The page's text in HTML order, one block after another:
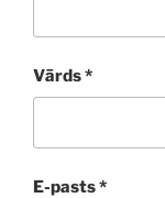
Vārds*
E-pasts*